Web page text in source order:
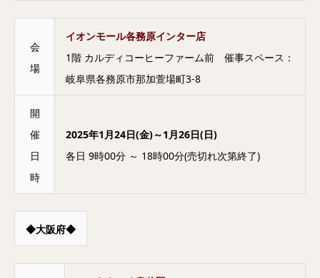
会
場
イオンモール各務原インター店
1階 カルディコーヒーファーム前 催事スペース：
岐阜県各務原市那加萱場町3-8
開
催
日
時
2025年1月24日(金)～1月26日(日)
各日 9時00分 ～ 18時00分(売切れ次第終了)
◆大阪府◆